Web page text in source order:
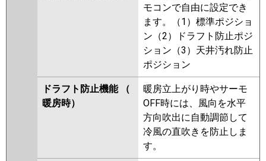
モコンで自由に設定でき
ます。（1）標準ポジショ
ン（2）ドラフト防止ポジ
ション（3）天井汚れ防止
ポジション
ドラフト防止機能 （
暖房時）
暖房立上がり時やサーモ
OFF時には、風向を水平
方向吹出に自動調節して
冷風の直吹きを防止しま
す。